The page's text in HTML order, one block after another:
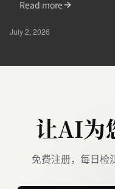
Read more
July 2, 2026
让AI为
免费注册，每日检